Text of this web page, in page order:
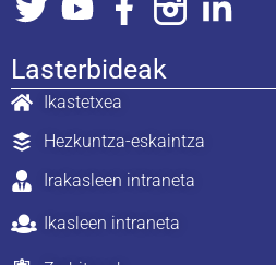
Lasterbideak
Ikastetxea
Hezkuntza-eskaintza
Irakasleen intraneta
Ikasleen intraneta